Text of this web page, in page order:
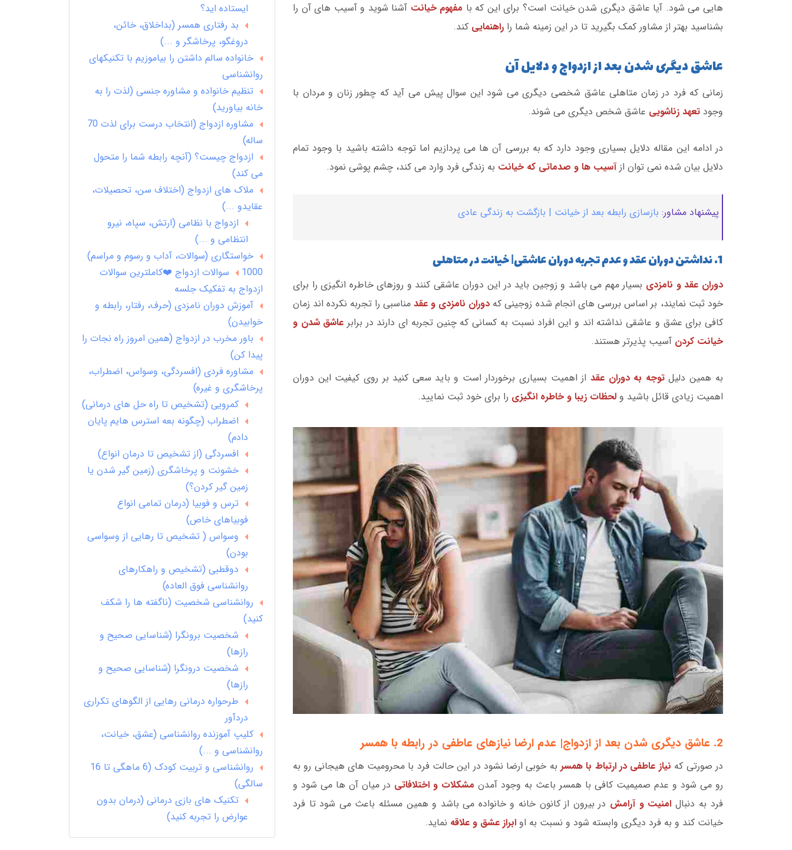
هایی می شود. آیا عاشق دیگری شدن خیانت است؟ برای این که با مفهوم خیانت آشنا شوید و آسیب های آن را
بشناسید بهتر از مشاور کمک بگیرید تا در این زمینه شما را راهنمایی کند.
عاشق دیگری شدن بعد از ازدواج و دلایل آن
زمانی که فرد در زمان متاهلی عاشق شخصی دیگری می شود این سوال پیش می آید که چطور زنان و مردان با
وجود تعهد زناشویی عاشق شخص دیگری می شوند.
در ادامه این مقاله دلایل بسیاری وجود دارد که به بررسی آن ها می پردازیم اما توجه داشته باشید با وجود تمام
دلایل بیان شده نمی توان ازآسیب ها و صدماتی که خیانت به زندگی فرد وارد می کند، چشم پوشی نمود.
پیشنهاد مشاور: بازسازی رابطه بعد از خیانت | بازگشت به زندگی عادی
1. نداشتن دوران عقد و عدم تجربه دوران عاشقی| خیانت در متاهلی
دوران عقد و نامزدی بسیار مهم می باشد و زوجین باید در این دوران عاشقی کنند و روزهای خاطره انگیزی را برای
خود ثبت نمایند، بر اساس بررسی های انجام شده زوجینی که دوران نامزدی و عقد مناسبی را تجربه نکرده اند زمان
کافی برای عشق و عاشقی نداشته اند و این افراد نسبت به کسانی که چنین تجربه ای دارند در برابر عاشق شدن و
خیانت کردن آسیب پذیرتر هستند.
به همین دلیل توجه به دوران عقد از اهمیت بسیاری برخوردار است و باید سعی کنید بر روی کیفیت این دوران
اهمیت زیادی قائل باشید و لحظات زیبا و خاطره انگیزی را برای خود ثبت نمایید.
2. عاشق دیگری شدن بعد از ازدواج| عدم ارضا نیازهای عاطفی در رابطه با همسر
در صورتی که نیاز عاطفی در ارتباط با همسر به خوبی ارضا نشود در این حالت فرد با محرومیت های هیجانی رو به
رو می شود و عدم صمیمیت کافی با همسر باعث به وجود آمدن مشکلات و اختلافاتی در میان آن ها می شود و
فرد به دنبال امنیت و آرامش در بیرون از کانون خانه و خانواده می باشد و همین مسئله باعث می شود تا فرد
خیانت کند و به فرد دیگری وابسته شود و نسبت به او ابراز عشق و علاقه نماید.
ایستاده اید؟
بد رفتاری همسر (بداخلاق، خائن،
دروغگو، پرخاشگر و ...)
خانواده سالم داشتن را بیاموزیم با تکنیکهای
روانشناسی
تنظیم خانواده و مشاوره جنسی (لذت را به
خانه بیاورید)
مشاوره ازدواج (انتخاب درست برای لذت 70
ساله)
ازدواج چیست؟ (آنچه رابطه شما را متحول
می کند)
ملاک های ازدواج (اختلاف سن، تحصیلات،
عقایدو ...)
ازدواج با نظامی (ارتش، سپاه، نیرو
انتظامی و ...)
خواستگاری (سوالات، آداب و رسوم و مراسم)
1000 سوالات ازدواج ❤️کاملترین سوالات
ازدواج به تفکیک جلسه
آموزش دوران نامزدی (حرف، رفتار، رابطه و
خوابیدن)
باور مخرب در ازدواج (همین امروز راه نجات را
پیدا کن)
مشاوره فردی (افسردگی، وسواس، اضطراب،
پرخاشگری و غیره)
کمرویی (تشخیص تا راه حل های درمانی)
اضطراب (چگونه بعه استرس هایم پایان
دادم)
افسردگی (از تشخیص تا درمان انواع)
خشونت و پرخاشگری (زمین گیر شدن یا
زمین گیر کردن؟)
ترس و فوبیا (درمان تمامی انواع
فوبیاهای خاص)
وسواس ( تشخیص تا رهایی از وسواسی
بودن)
دوقطبی (تشخیص و راهکارهای
روانشناسی فوق العاده)
روانشناسی شخصیت (ناگفته ها را شکف
کنید)
شخصیت برونگرا (شناسایی صحیح و
رازها)
شخصیت درونگرا (شناسایی صحیح و
رازها)
طرحواره درمانی رهایی از الگوهای تکراری
دردآور
کلیپ آموزنده روانشناسی (عشق، خیانت،
روانشناسی و ...)
روانشناسی و تربیت کودک (6 ماهگی تا 16
سالگی)
تکنیک های بازی درمانی (درمان بدون
عوارض را تجربه کنید)